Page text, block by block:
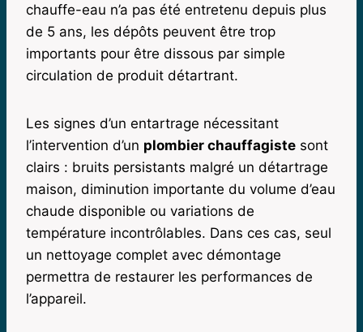
chauffe-eau n’a pas été entretenu depuis plus
de 5 ans, les dépôts peuvent être trop
importants pour être dissous par simple
circulation de produit détartrant.
Les signes d’un entartrage nécessitant
l’intervention d’un plombier chauffagiste sont
clairs : bruits persistants malgré un détartrage
maison, diminution importante du volume d’eau
chaude disponible ou variations de
température incontrôlables. Dans ces cas, seul
un nettoyage complet avec démontage
permettra de restaurer les performances de
l’appareil.